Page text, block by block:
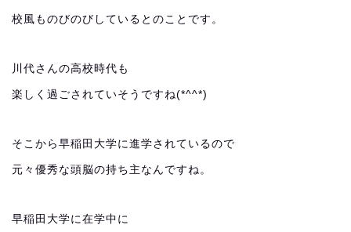
校風ものびのびしているとのことです。
川代さんの高校時代も
楽しく過ごされていそうですね(*^^*)
そこから早稲田大学に進学されているので
元々優秀な頭脳の持ち主なんですね。
早稲田大学に在学中に